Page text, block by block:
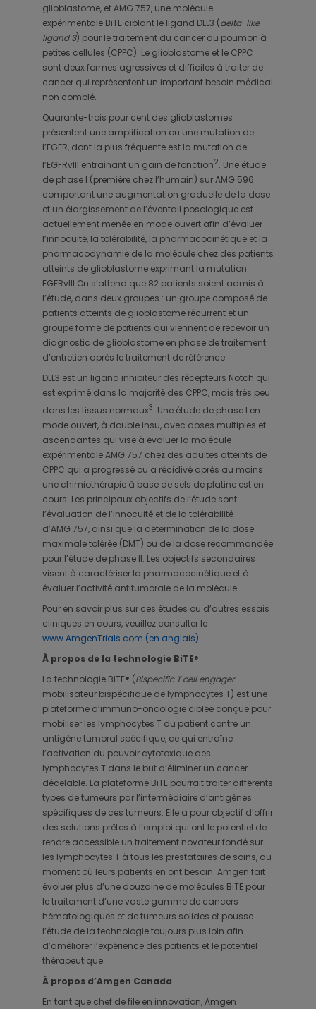
glioblastome, et AMG 757, une molécule
expérimentale BiTE ciblant le ligand DLL3 (delta-like
ligand 3) pour le traitement du cancer du poumon à
petites cellules (CPPC). Le glioblastome et le CPPC
sont deux formes agressives et difficiles à traiter de
cancer qui représentent un important besoin médical
non comblé.
Quarante-trois pour cent des glioblastomes
présentent une amplification ou une mutation de
l’EGFR, dont la plus fréquente est la mutation de
l’EGFRvIII entraînant un gain de fonction2. Une étude
de phase I (première chez l’humain) sur AMG 596
comportant une augmentation graduelle de la dose
et un élargissement de l’éventail posologique est
actuellement menée en mode ouvert afin d’évaluer
l’innocuité, la tolérabilité, la pharmacocinétique et la
pharmacodynamie de la molécule chez des patients
atteints de glioblastome exprimant la mutation
EGFRvIII.On s’attend que 82 patients soient admis à
l’étude, dans deux groupes : un groupe composé de
patients atteints de glioblastome récurrent et un
groupe formé de patients qui viennent de recevoir un
diagnostic de glioblastome en phase de traitement
d’entretien après le traitement de référence.
DLL3 est un ligand inhibiteur des récepteurs Notch qui
est exprimé dans la majorité des CPPC, mais très peu
dans les tissus normaux3. Une étude de phase I en
mode ouvert, à double insu, avec doses multiples et
ascendantes qui vise à évaluer la molécule
expérimentale AMG 757 chez des adultes atteints de
CPPC qui a progressé ou a récidivé après au moins
une chimiothérapie à base de sels de platine est en
cours. Les principaux objectifs de l’étude sont
l’évaluation de l’innocuité et de la tolérabilité
d’AMG 757, ainsi que la détermination de la dose
maximale tolérée (DMT) ou de la dose recommandée
pour l’étude de phase II. Les objectifs secondaires
visent à caractériser la pharmacocinétique et à
évaluer l’activité antitumorale de la molécule.
Pour en savoir plus sur ces études ou d’autres essais
cliniques en cours, veuillez consulter le
www.AmgenTrials.com (en anglais).
À propos de la technologie BiTE®
La technologie BiTE® (Bispecific T cell engager–
mobilisateur bispécifique de lymphocytes T) est une
plateforme d’immuno-oncologie ciblée conçue pour
mobiliser les lymphocytes T du patient contre un
antigène tumoral spécifique, ce qui entraîne
l’activation du pouvoir cytotoxique des
lymphocytes T dans le but d’éliminer un cancer
décelable. La plateforme BiTE pourrait traiter différents
types de tumeurs par l’intermédiaire d’antigènes
spécifiques de ces tumeurs. Elle a pour objectif d’offrir
des solutions prêtes à l’emploi qui ont le potentiel de
rendre accessible un traitement novateur fondé sur
les lymphocytes T à tous les prestataires de soins, au
moment où leurs patients en ont besoin. Amgen fait
évoluer plus d’une douzaine de molécules BiTE pour
le traitement d’une vaste gamme de cancers
hématologiques et de tumeurs solides et pousse
l’étude de la technologie toujours plus loin afin
d’améliorer l’expérience des patients et le potentiel
thérapeutique.
À propos d’Amgen Canada
En tant que chef de file en innovation, Amgen